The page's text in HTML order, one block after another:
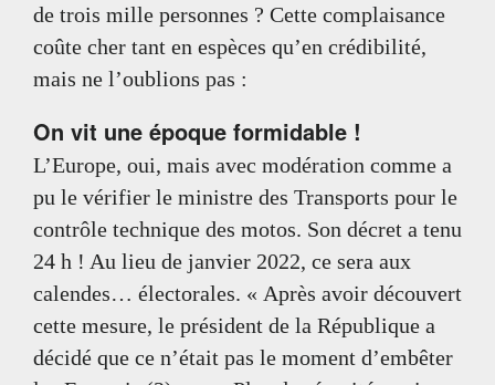
de trois mille personnes ? Cette complaisance
coûte cher tant en espèces qu’en crédibilité,
mais ne l’oublions pas :
On vit une époque formidable !
L’Europe, oui, mais avec modération comme a
pu le vérifier le ministre des Transports pour le
contrôle technique des motos. Son décret a tenu
24 h ! Au lieu de janvier 2022, ce sera aux
calendes… électorales. « Après avoir découvert
cette mesure, le président de la République a
décidé que ce n’était pas le moment d’embêter